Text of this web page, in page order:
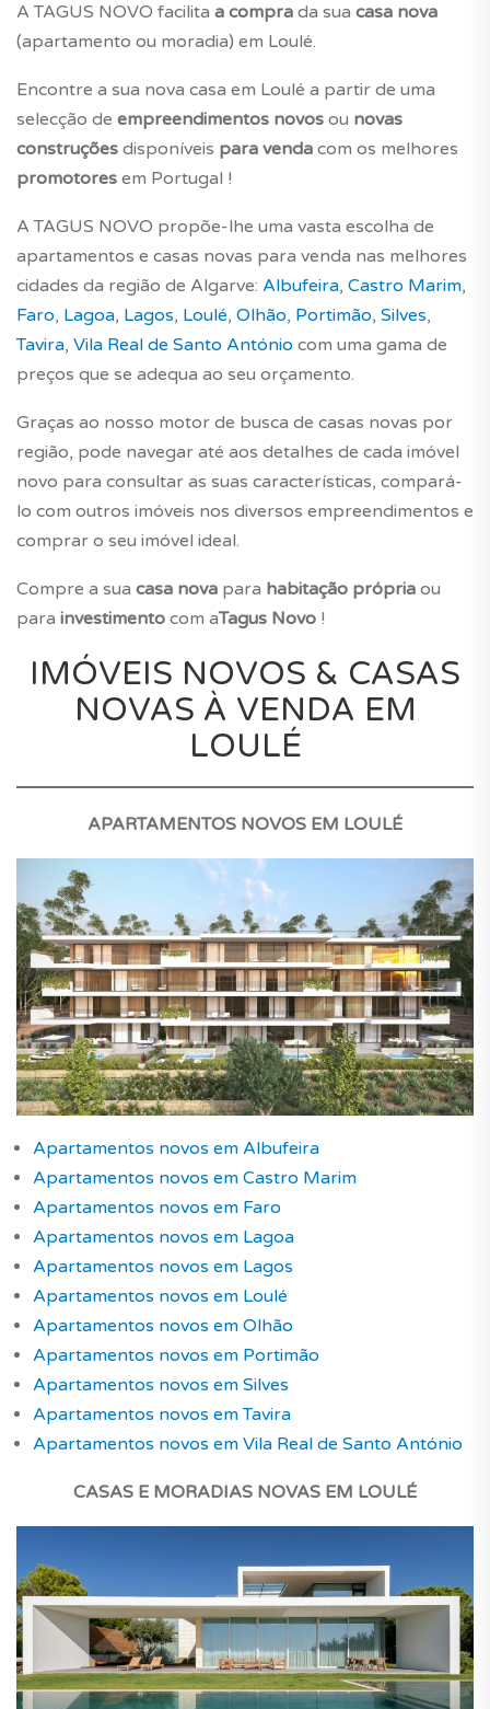
A TAGUS NOVO facilita a compra da sua casa nova
(apartamento ou moradia) em Loulé.
Encontre a sua nova casa em Loulé a partir de uma
selecção de empreendimentos novos ou novas
construções disponíveis para venda com os melhores
promotores em Portugal !
A TAGUS NOVO propõe-lhe uma vasta escolha de
apartamentos e casas novas para venda nas melhores
cidades da região de Algarve: Albufeira, Castro Marim,
Faro, Lagoa, Lagos, Loulé, Olhão, Portimão, Silves,
Tavira, Vila Real de Santo António com uma gama de
preços que se adequa ao seu orçamento.
Graças ao nosso motor de busca de casas novas por
região, pode navegar até aos detalhes de cada imóvel
novo para consultar as suas características, compará-
lo com outros imóveis nos diversos empreendimentos e
comprar o seu imóvel ideal.
Compre a sua casa nova para habitação própria ou
para investimento com aTagus Novo !
IMÓVEIS NOVOS & CASAS
NOVAS À VENDA EM
LOULÉ
APARTAMENTOS NOVOS EM LOULÉ
Apartamentos novos em Albufeira
Apartamentos novos em Castro Marim
Apartamentos novos em Faro
Apartamentos novos em Lagoa
Apartamentos novos em Lagos
Apartamentos novos em Loulé
Apartamentos novos em Olhão
Apartamentos novos em Portimão
Apartamentos novos em Silves
Apartamentos novos em Tavira
Apartamentos novos em Vila Real de Santo António
CASAS E MORADIAS NOVAS EM LOULÉ